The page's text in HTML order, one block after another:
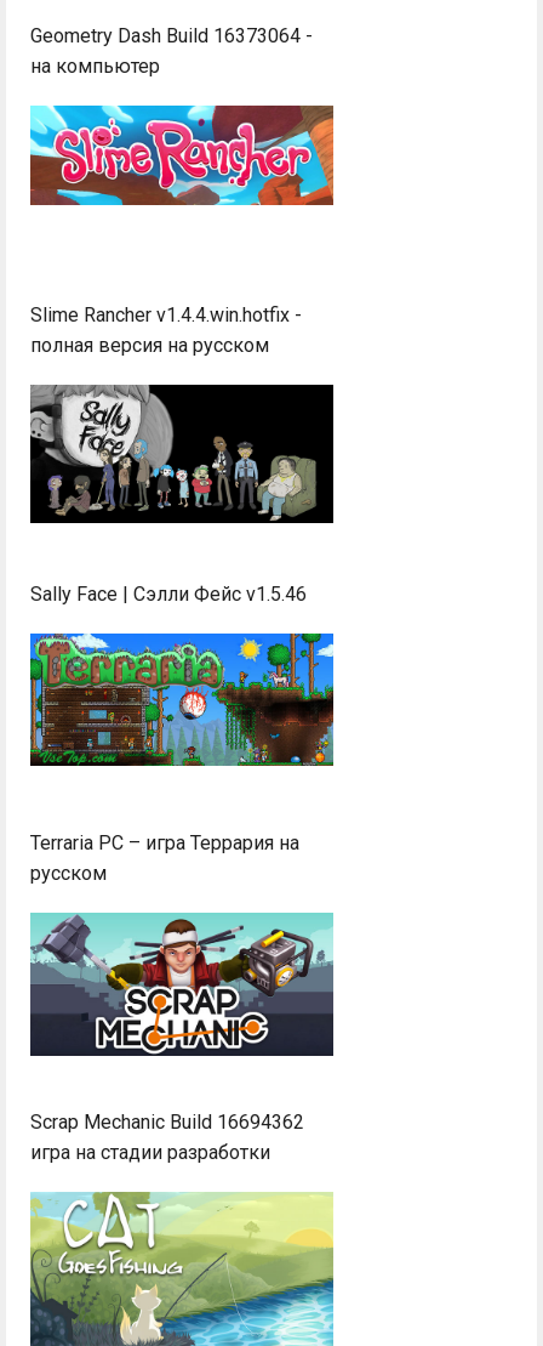
Geometry Dash Build 16373064 -
на компьютер
Slime Rancher v1.4.4.win.hotfix -
полная версия на русском
Sally Face | Сэлли Фейс v1.5.46
Terraria PC – игра Террария на
русском
Scrap Mechanic Build 16694362
игра на стадии разработки